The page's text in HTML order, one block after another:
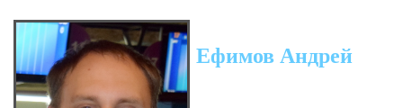
Ефимов Андрей